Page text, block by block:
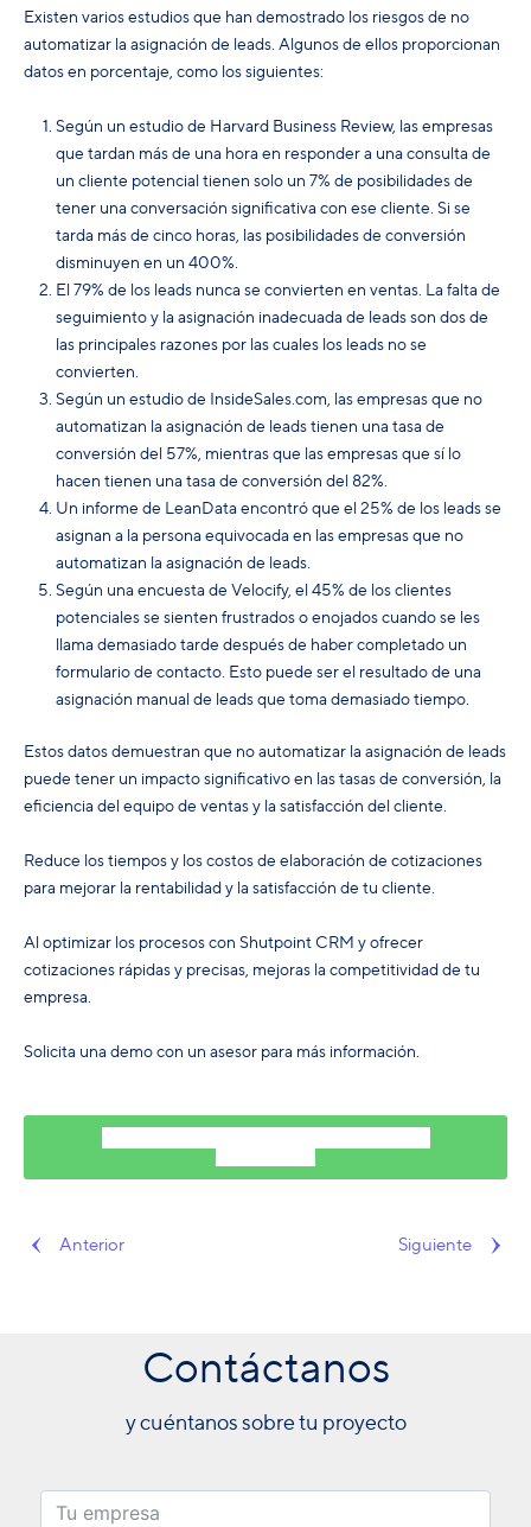
Existen varios estudios que han demostrado los riesgos de no
automatizar la asignación de leads. Algunos de ellos proporcionan
datos en porcentaje, como los siguientes:
Según un estudio de Harvard Business Review, las empresas
que tardan más de una hora en responder a una consulta de
un cliente potencial tienen solo un 7% de posibilidades de
tener una conversación significativa con ese cliente. Si se
tarda más de cinco horas, las posibilidades de conversión
disminuyen en un 400%.
El 79% de los leads nunca se convierten en ventas. La falta de
seguimiento y la asignación inadecuada de leads son dos de
las principales razones por las cuales los leads no se
convierten.
Según un estudio de InsideSales.com, las empresas que no
automatizan la asignación de leads tienen una tasa de
conversión del 57%, mientras que las empresas que sí lo
hacen tienen una tasa de conversión del 82%.
Un informe de LeanData encontró que el 25% de los leads se
asignan a la persona equivocada en las empresas que no
automatizan la asignación de leads.
Según una encuesta de Velocify, el 45% de los clientes
potenciales se sienten frustrados o enojados cuando se les
llama demasiado tarde después de haber completado un
formulario de contacto. Esto puede ser el resultado de una
asignación manual de leads que toma demasiado tiempo.
Estos datos demuestran que no automatizar la asignación de leads
puede tener un impacto significativo en las tasas de conversión, la
eficiencia del equipo de ventas y la satisfacción del cliente.
Reduce los tiempos y los costos de elaboración de cotizaciones
para mejorar la rentabilidad y la satisfacción de tu cliente.
Al optimizar los procesos con Shutpoint CRM y ofrecer
cotizaciones rápidas y precisas, mejoras la competitividad de tu
empresa.
Solicita una demo con un asesor para más información.
Anterior Siguiente
Contáctanos
y cuéntanos sobre tu proyecto